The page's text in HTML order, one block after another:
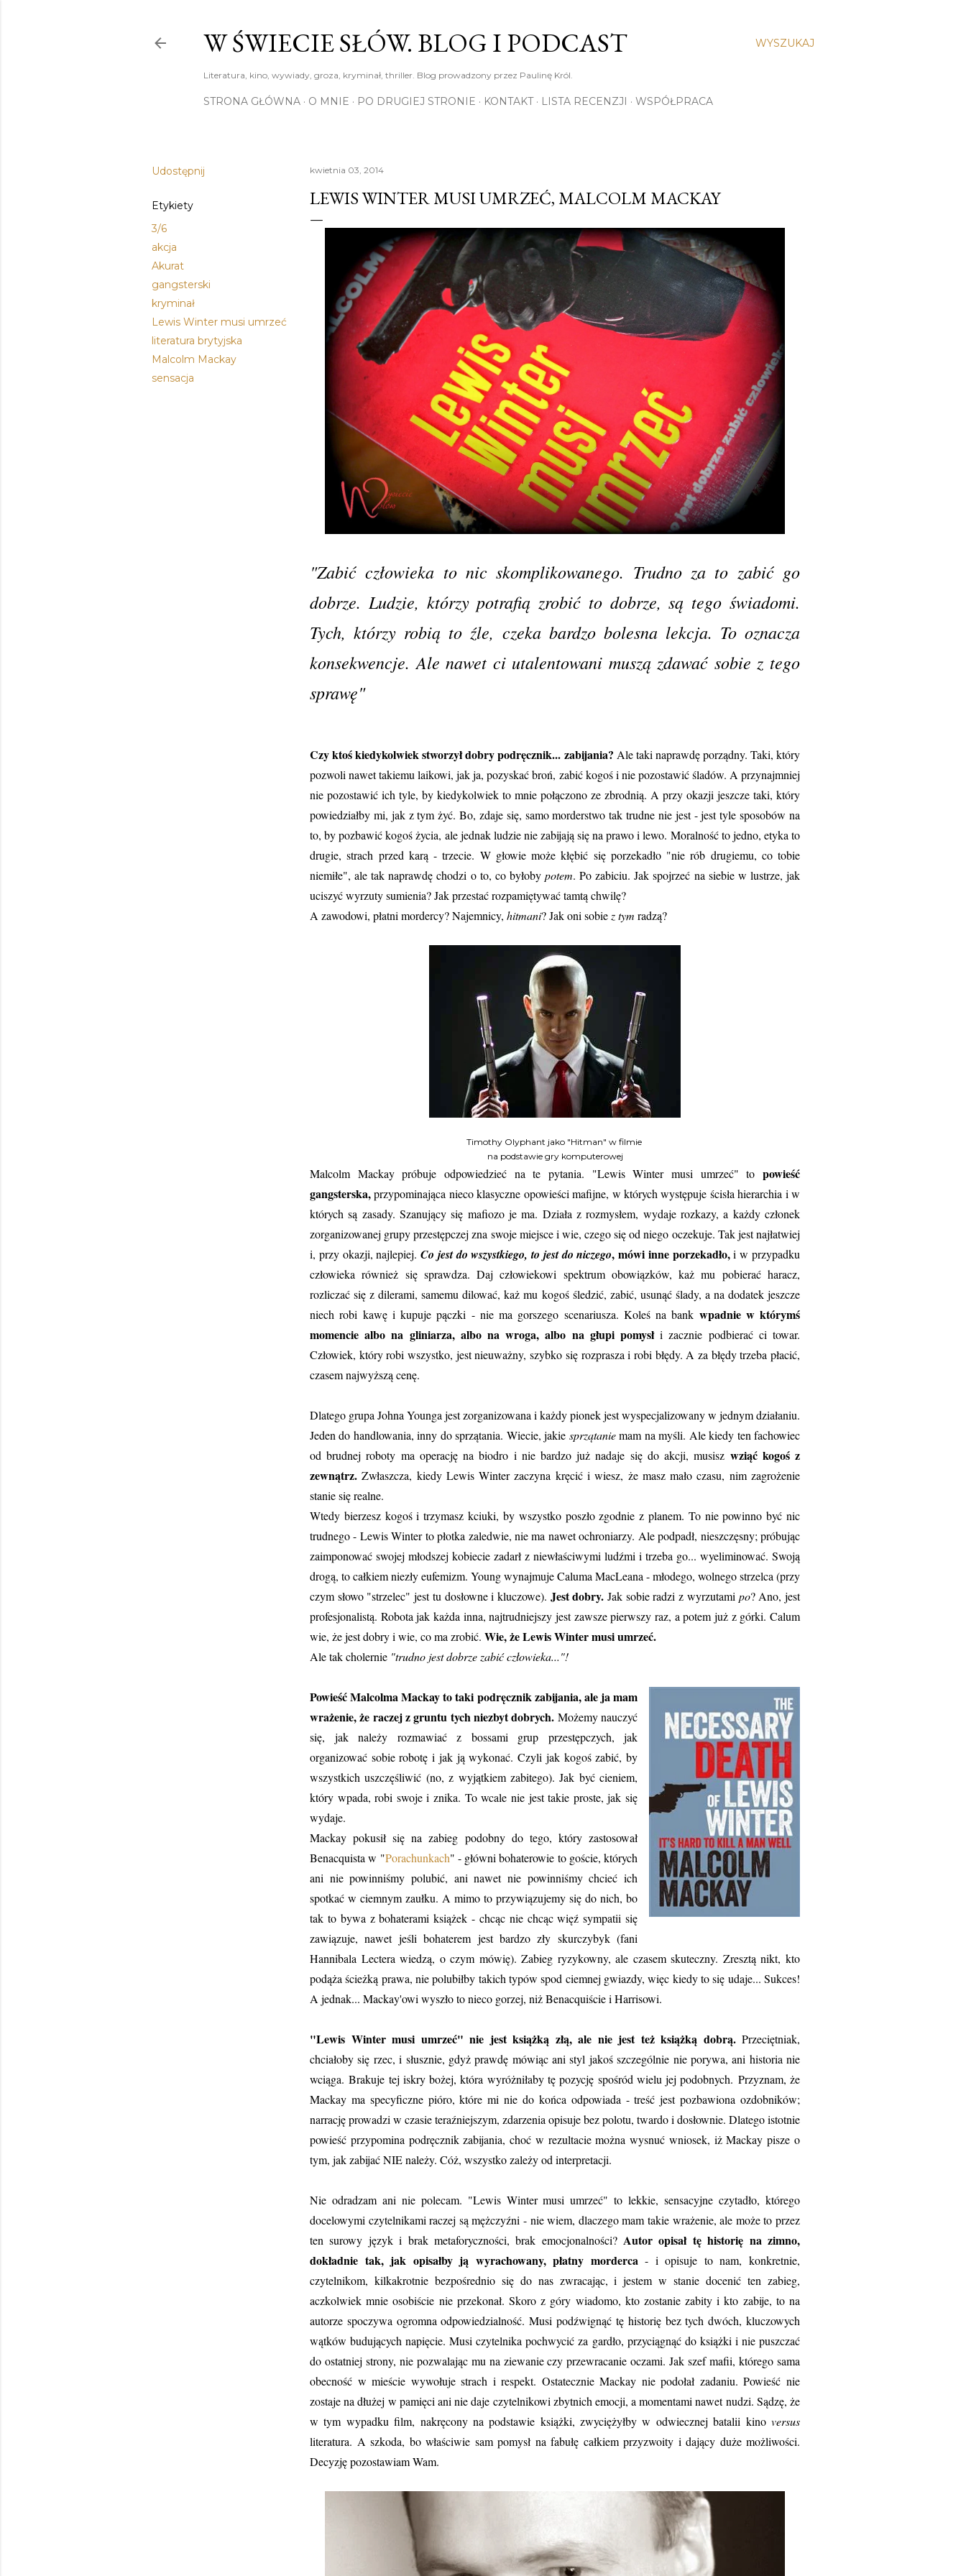
WYSZUKAJ
W ŚWIECIE SŁÓW. BLOG I PODCAST
Literatura, kino, wywiady, groza, kryminał, thriller. Blog prowadzony przez Paulinę Król.
STRONA GŁÓWNA O MNIE PO DRUGIEJ STRONIE KONTAKT LISTA RECENZJI WSPÓŁPRACA
Udostępnij
Etykiety
3/6
akcja
Akurat
gangsterski
kryminał
Lewis Winter musi umrzeć
literatura brytyjska
Malcolm Mackay
sensacja
kwietnia 03, 2014
LEWIS WINTER MUSI UMRZEĆ, MALCOLM MACKAY
"Zabić człowieka to nic skomplikowanego. Trudno za to zabić go
dobrze. Ludzie, którzy potrafią zrobić to dobrze, są tego świadomi.
Tych, którzy robią to źle, czeka bardzo bolesna lekcja. To oznacza
konsekwencje. Ale nawet ci utalentowani muszą zdawać sobie z tego
sprawę"
Czy ktoś kiedykolwiek stworzył dobry podręcznik... zabijania? Ale taki naprawdę porządny. Taki, który
pozwoli nawet takiemu laikowi, jak ja, pozyskać broń, zabić kogoś i nie pozostawić śladów. A przynajmniej
nie pozostawić ich tyle, by kiedykolwiek to mnie połączono ze zbrodnią. A przy okazji jeszcze taki, który
powiedziałby mi, jak z tym żyć. Bo, zdaje się, samo morderstwo tak trudne nie jest - jest tyle sposobów na
to, by pozbawić kogoś życia, ale jednak ludzie nie zabijają się na prawo i lewo. Moralność to jedno, etyka to
drugie, strach przed karą - trzecie. W głowie może kłębić się porzekadło "nie rób drugiemu, co tobie
niemiłe", ale tak naprawdę chodzi o to, co byłoby potem. Po zabiciu. Jak spojrzeć na siebie w lustrze, jak
uciszyć wyrzuty sumienia? Jak przestać rozpamiętywać tamtą chwilę?
A zawodowi, płatni mordercy? Najemnicy, hitmani? Jak oni sobiez tym radzą?
Timothy Olyphant jako "Hitman" w filmie
na podstawie gry komputerowej
Malcolm Mackay próbuje odpowiedzieć na te pytania. "Lewis Winter musi umrzeć" to powieść
gangsterska,przypominająca nieco klasyczne opowieści mafijne, w których występuje ścisła hierarchia i w
których są zasady. Szanujący się mafiozo je ma. Działa z rozmysłem, wydaje rozkazy, a każdy członek
zorganizowanej grupy przestępczej zna swoje miejsce i wie, czego się od niego oczekuje. Tak jest najłatwiej
i, przy okazji, najlepiej.Co jest do wszystkiego, to jest do niczego, mówi inne porzekadło,i w przypadku
człowieka również się sprawdza. Daj człowiekowi spektrum obowiązków, każ mu pobierać haracz,
rozliczać się z dilerami, samemu dilować, każ mu kogoś śledzić, zabić, usunąć ślady, a na dodatek jeszcze
niech robi kawę i kupuje pączki - nie ma gorszego scenariusza. Koleś na bank wpadnie w którymś
momencie albo na gliniarza, albo na wroga, albo na głupi pomysłi zacznie podbierać ci towar.
Człowiek, który robi wszystko, jest nieuważny, szybko się rozprasza i robi błędy. A za błędy trzeba płacić,
czasem najwyższą cenę.
Dlatego grupa Johna Younga jest zorganizowana i każdy pionek jest wyspecjalizowany w jednym działaniu.
Jeden do handlowania, inny do sprzątania. Wiecie, jakie sprzątaniemam na myśli. Ale kiedy ten fachowiec
od brudnej roboty ma operację na biodro i nie bardzo już nadaje się do akcji, musisz wziąć kogoś z
zewnątrz.Zwłaszcza, kiedy Lewis Winter zaczyna kręcić i wiesz, że masz mało czasu, nim zagrożenie
stanie się realne.
Wtedy bierzesz kogoś i trzymasz kciuki, by wszystko poszło zgodnie z planem. To nie powinno być nic
trudnego - Lewis Winter to płotka zaledwie, nie ma nawet ochroniarzy. Ale podpadł, nieszczęsny; próbując
zaimponować swojej młodszej kobiecie zadarł z niewłaściwymi ludźmi i trzeba go... wyeliminować. Swoją
drogą, to całkiem niezły eufemizm. Young wynajmuje Caluma MacLeana - młodego, wolnego strzelca (przy
czym słowo "strzelec" jest tu dosłowne i kluczowe). Jest dobry.Jak sobie radzi z wyrzutami po? Ano, jest
profesjonalistą. Robota jak każda inna, najtrudniejszy jest zawsze pierwszy raz, a potem już z górki. Calum
wie, że jest dobry i wie, co ma zrobić. Wie, że Lewis Winter musi umrzeć.
Ale tak cholernie "trudno jest dobrze zabić człowieka..."!
Powieść Malcolma Mackay to taki podręcznik zabijania, ale ja mam
wrażenie, że raczej z gruntu tych niezbyt dobrych. Możemy nauczyć
się, jak należy rozmawiać z bossami grup przestępczych, jak
organizować sobie robotę i jak ją wykonać. Czyli jak kogoś zabić, by
wszystkich uszczęśliwić (no, z wyjątkiem zabitego). Jak być cieniem,
który wpada, robi swoje i znika. To wcale nie jest takie proste, jak się
wydaje.
Mackay pokusił się na zabieg podobny do tego, który zastosował
Benacquista w "Porachunkach" - główni bohaterowie to goście, których
ani nie powinniśmy polubić, ani nawet nie powinniśmy chcieć ich
spotkać w ciemnym zaułku. A mimo to przywiązujemy się do nich, bo
tak to bywa z bohaterami książek - chcąc nie chcąc więź sympatii się
zawiązuje, nawet jeśli bohaterem jest bardzo zły skurczybyk (fani
Hannibala Lectera wiedzą, o czym mówię). Zabieg ryzykowny, ale czasem skuteczny. Zresztą nikt, kto
podąża ścieżką prawa, nie polubiłby takich typów spod ciemnej gwiazdy, więc kiedy to się udaje... Sukces!
A jednak... Mackay'owi wyszło to nieco gorzej, niż Benacquiście i Harrisowi.
"Lewis Winter musi umrzeć" nie jest książką złą, ale nie jest też książką dobrą.Przeciętniak,
chciałoby się rzec, i słusznie, gdyż prawdę mówiąc ani styl jakoś szczególnie nie porywa, ani historia nie
wciąga.Brakuje tej iskry bożej, która wyróżniłaby tę pozycję spośród wielu jej podobnych. Przyznam, że
Mackay ma specyficzne pióro, które mi nie do końca odpowiada - treść jest pozbawiona ozdobników;
narrację prowadzi w czasie teraźniejszym, zdarzenia opisuje bez polotu, twardo i dosłownie. Dlatego istotnie
powieść przypomina podręcznik zabijania, choć w rezultacie można wysnuć wniosek, iż Mackay pisze o
tym, jak zabijać NIE należy. Cóż, wszystko zależy od interpretacji.
Nie odradzam ani nie polecam. "Lewis Winter musi umrzeć" to lekkie, sensacyjne czytadło, którego
docelowymi czytelnikami raczej są mężczyźni - nie wiem, dlaczego mam takie wrażenie, ale może to przez
ten surowy język i brak metaforyczności, brak emocjonalności?Autor opisał tę historię na zimno,
dokładnie tak, jak opisałby ją wyrachowany, płatny morderca- i opisuje to nam, konkretnie,
czytelnikom, kilkakrotnie bezpośrednio się do nas zwracając, i jestem w stanie docenić ten zabieg,
aczkolwiek mnie osobiście nie przekonał. Skoro z góry wiadomo, kto zostanie zabity i kto zabije, to na
autorze spoczywa ogromna odpowiedzialność. Musi podźwignąć tę historię bez tych dwóch, kluczowych
wątków budujących napięcie. Musi czytelnika pochwycić za gardło, przyciągnąć do książki i nie puszczać
do ostatniej strony, nie pozwalając mu na ziewanie czy przewracanie oczami. Jak szef mafii, którego sama
obecność w mieście wywołuje strach i respekt. Ostatecznie Mackay nie podołał zadaniu. Powieść nie
zostaje na dłużej w pamięci ani nie daje czytelnikowi zbytnich emocji, a momentami nawet nudzi. Sądzę, że
w tym wypadku film, nakręcony na podstawie książki, zwyciężyłby w odwiecznej batalii kino versus
literatura. A szkoda, bo właściwie sam pomysł na fabułę całkiem przyzwoity i dający duże możliwości.
Decyzję pozostawiam Wam.